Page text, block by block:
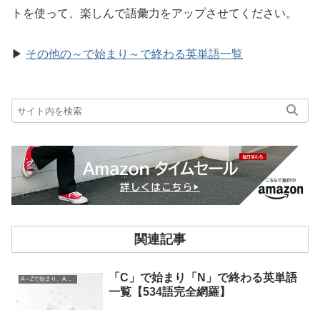
トを使って、楽しんで語彙力をアップさせてください。
▶ その他の～で始まり～で終わる英単語一覧
関連記事
A～Zで始まり、A～Zで終わる英単語
「C」で始まり「N」で終わる英単語
一覧【534語完全網羅】